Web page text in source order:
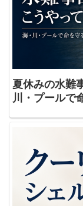
夏休みの水難
川・プールで